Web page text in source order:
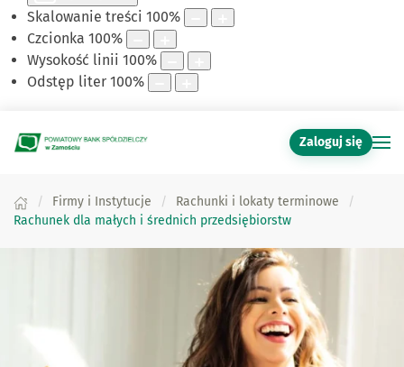
Skalowanie treści 100%
Czcionka 100%
Wysokość linii 100%
Odstęp liter 100%
Zaloguj się
Firmy i Instytucje
Rachunki i lokaty terminowe
Rachunek dla małych i średnich przedsiębiorstw